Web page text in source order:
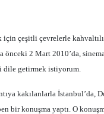
için çeşitli çevrelerle
önceki 2 Mart 2010’da,
dile getirmek istiyorum.
kakılanlarla İstanbul’da,
bir konuşma yaptı. O